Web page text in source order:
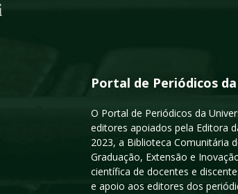
Portal de Periódicos
O Portal de Periódicos da
editores apoiados pela Editora
2023, a Biblioteca Comunitária
Graduação, Extensão e
científica de docentes e
e apoio aos editores dos